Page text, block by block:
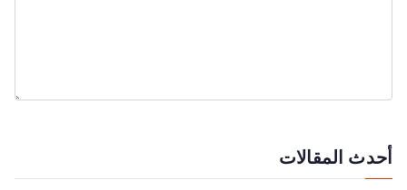
أحدث المقالات